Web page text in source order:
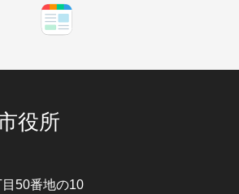
役所
50番地の10